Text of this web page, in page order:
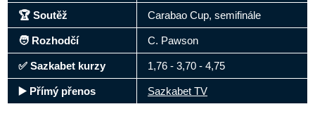
🏆 Soutěž Carabao Cup, semifinále
🧑 Rozhodčí C. Pawson
✅ Sazkabet kurzy 1,76 - 3,70 - 4,75
▶️ Přímý přenos Sazkabet TV